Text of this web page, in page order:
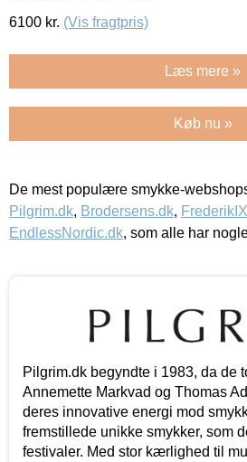
6100 kr. (Vis fragtpris)
Læs mere »
Køb nu »
De mest populære smykke-
Pilgrim.dk, Brodersens.dk,
EndlessNordic.dk, som alle har
Pilgrim.dk begyndte i 1983, da de
Annemette Markvad og Thomas
deres innovative energi mod
fremstillede unikke smykker, som
festivaler. Med stor kærlighed til